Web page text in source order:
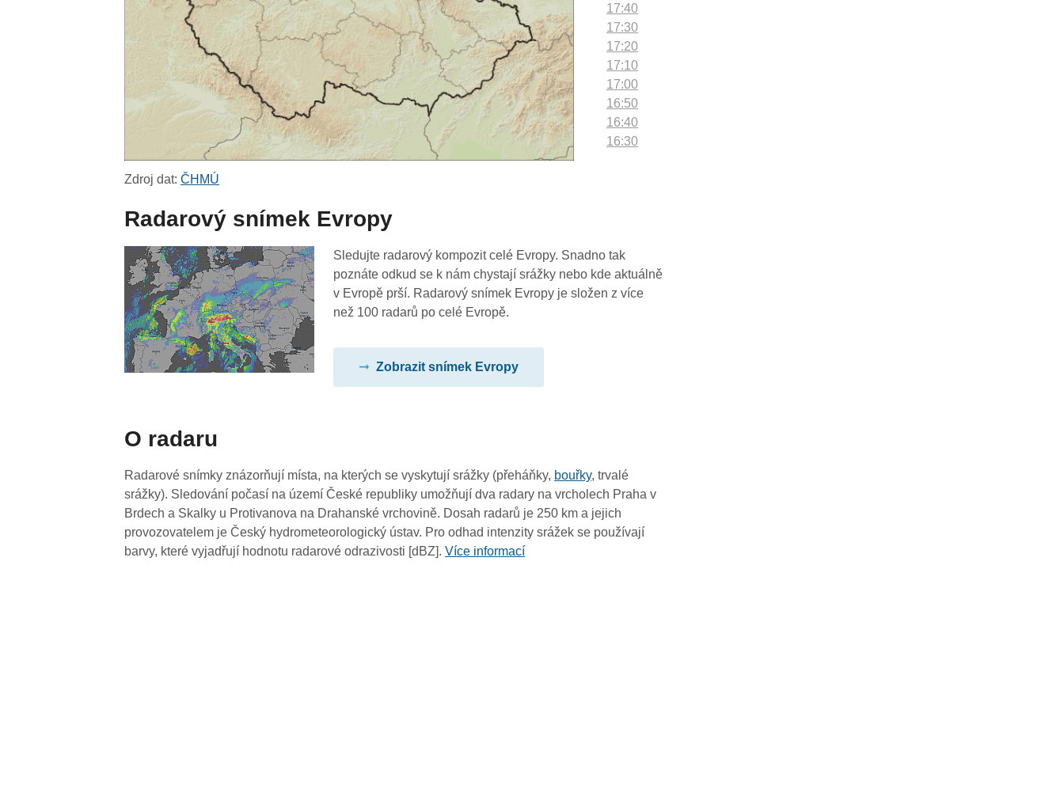
17:40
17:30
17:20
17:10
17:00
16:50
16:40
16:30
15:30
15:20
15:10
13:30
13:20
13:10
13:00
Zdroj dat:ČHMÚ
Radarový snímek Evropy
Sledujte radarový kompozit celé Evropy. Snadno tak
poznáte odkud se k nám chystají srážky nebo kde aktuálně
v Evropě prší. Radarový snímek Evropy je složen z více
než 100 radarů po celé Evropě.
Zobrazit snímek Evropy
O radaru
Radarové snímky znázorňují místa, na kterých se vyskytují srážky (přeháňky, bouřky, trvalé
srážky). Sledování počasí na území České republiky umožňují dva radary na vrcholech Praha v
Brdech a Skalky u Protivanova na Drahanské vrchovině. Dosah radarů je 250 km a jejich
provozovatelem je Český hydrometeorologický ústav. Pro odhad intenzity srážek se používají
barvy, které vyjadřují hodnotu radarové odrazivosti [dBZ].Více informací